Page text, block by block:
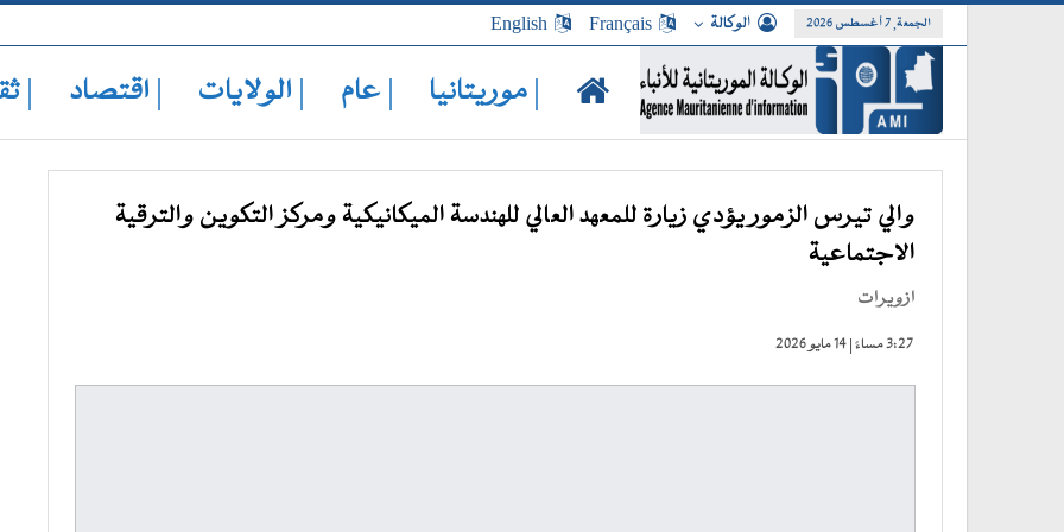
الجمعة, 7 أغسطس 2026 الوكالة Français
English
| موريتانيا | عام | الولايات | اقتصاد |
والي تيرس الزمور يؤدي زيارة للمعهد العالي للهندسة الميكانيكية ومركز التكوين والترقية
الاجتماعية
ازويرات
3:27 مساءً | 14 مايو 2026